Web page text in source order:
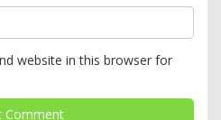
website in this browser for